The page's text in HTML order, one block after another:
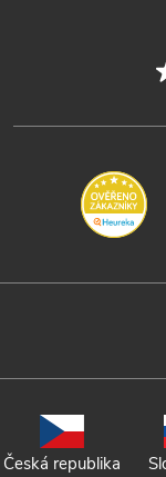
Česká republika